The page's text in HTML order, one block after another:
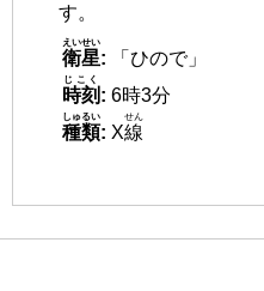
す。
衛星
えいせい
:
「ひので」
時刻
じこく
: 6時3分
種類
しゅるい
: X線
せん